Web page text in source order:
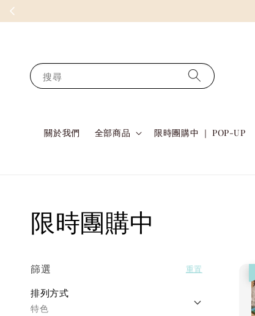
搜尋
關於我們 全部商品 限時團購中 ｜ POP-UP
限時團購中
篩選 重置
排列方式
特色